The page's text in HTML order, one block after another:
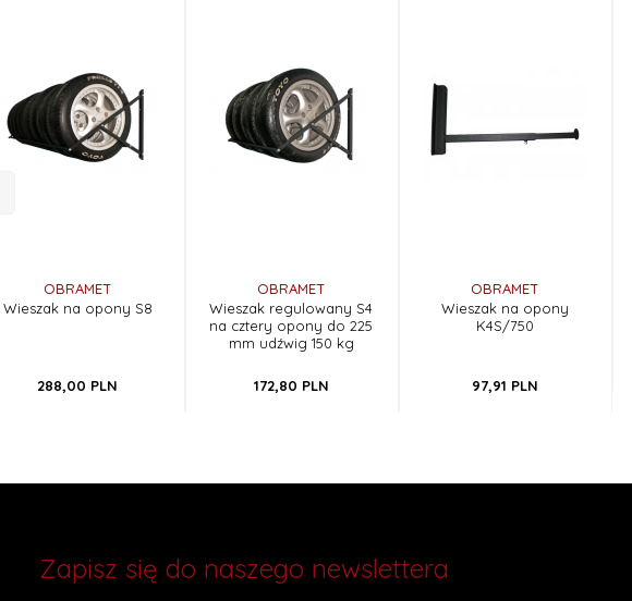
OBRAMET
Wieszak na opony S8
288,00 PLN
OBRAMET
Wieszak regulowany S4
na cztery opony do 225
mm udźwig 150 kg
172,80 PLN
OBRAMET
Wieszak na opony
K4S/750
97,91 PLN
Zapisz się do naszego newslettera